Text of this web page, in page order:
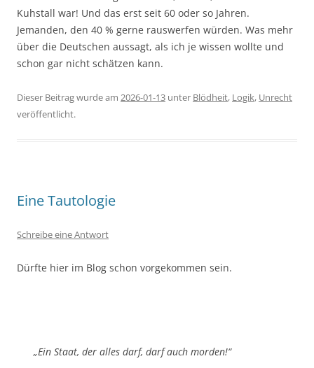
Kuhstall war! Und das erst seit 60 oder so Jahren.
Jemanden, den 40 % gerne rauswerfen würden. Was mehr
über die Deutschen aussagt, als ich je wissen wollte und
schon gar nicht schätzen kann.
Dieser Beitrag wurde am 2026-01-13 unter Blödheit, Logik, Unrecht
veröffentlicht.
Eine Tautologie
Schreibe eine Antwort
Dürfte hier im Blog schon vorgekommen sein.
„Ein Staat, der alles darf, darf auch morden!“